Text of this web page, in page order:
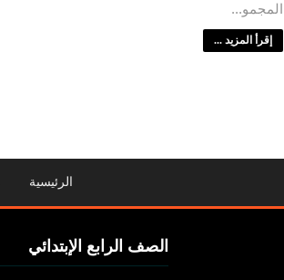
المجمو...
إقرأ المزيد ...
الرئيسية
الصف الرابع الإبتدائي